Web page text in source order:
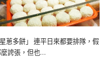
蔥多餅」 連平日來都要排隊，假
麼誇張，但也…